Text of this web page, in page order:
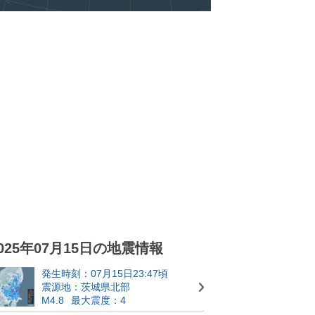
年07月15日の地震情報
発生時刻：07月15日23:47頃
震源地：茨城県北部
M4.8
最大震度：4